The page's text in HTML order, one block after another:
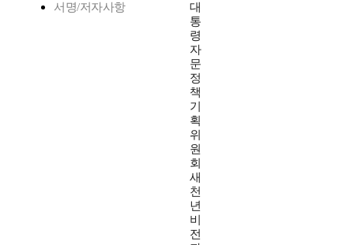
서명/저자사항
대
통
령
자
문
정
책
기
획
위
원
회
새
천
년
비
전